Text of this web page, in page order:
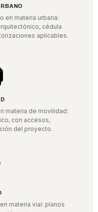
en materia urbana:
cédula
aplicables.
materia de movilidad:
con accesos,
del proyecto.
materia vial: planos